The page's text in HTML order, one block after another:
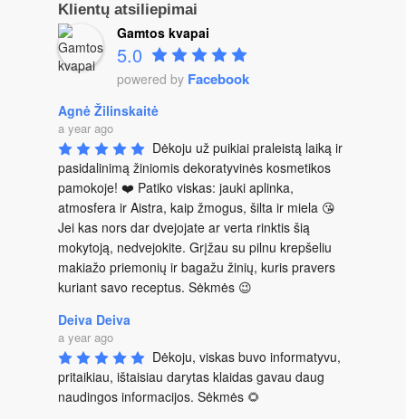
Klientų atsiliepimai
Gamtos kvapai
5.0
powered by Facebook
Agnė Žilinskaitė
a year ago
Dėkoju už puikiai praleistą laiką ir
pasidalinimą žiniomis dekoratyvinės kosmetikos
pamokoje! ❤️ Patiko viskas: jauki aplinka,
atmosfera ir Aistra, kaip žmogus, šilta ir miela 😘
Jei kas nors dar dvejojate ar verta rinktis šią
mokytoją, nedvejokite. Grįžau su pilnu krepšeliu
makiažo priemonių ir bagažu žinių, kuris pravers
kuriant savo receptus. Sėkmės 😉
Deiva Deiva
a year ago
Dėkoju, viskas buvo informatyvu,
pritaikiau, ištaisiau darytas klaidas gavau daug
naudingos informacijos. Sėkmės 🌻